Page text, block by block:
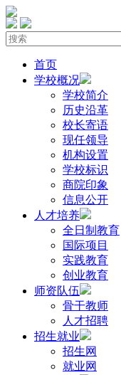
首页
学校概况
学校简介
历史沿革
校长寄语
现任领导
机构设置
学校标识
商院印象
信息公开
人才培养
全日制教育
国际项目
实践教育
创业教育
师资队伍
骨干教师
人才招聘
招生就业
招生网
就业网